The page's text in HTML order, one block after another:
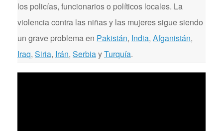
los policías, funcionarios o políticos locales. La
violencia contra las niñas y las mujeres sigue siendo
un grave problema en Pakistán, India, Afganistán,
Iraq, Siria, Irán, SerbiayTurquía.